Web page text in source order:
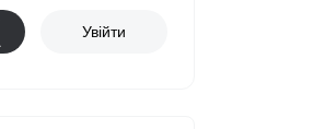
Увійти